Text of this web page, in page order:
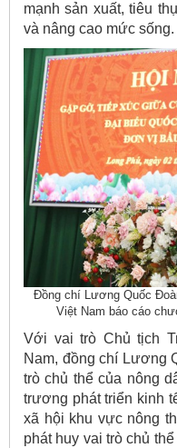
mạnh sản xuất, tiêu
và nâng cao mức sống.
Đồng chí Lương Quốc
Việt Nam báo cáo
Với vai trò Chủ tịch
Nam, đồng chí Lương
trò chủ thể của nông
trương phát triển kinh
xã hội khu vực nông
phát huy vai trò chủ